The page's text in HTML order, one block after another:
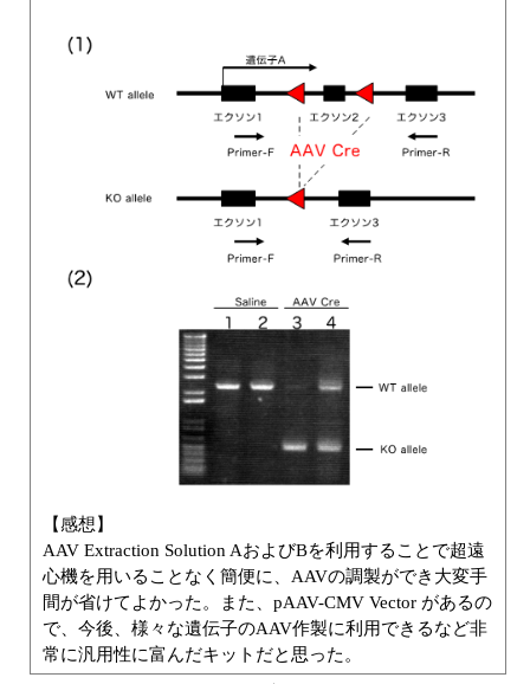
【感想】
AAV Extraction Solution AおよびBを利用することで超遠
心機を用いることなく簡便に、AAVの調製ができ大変手
間が省けてよかった。また、pAAV-CMV Vector があるの
で、今後、様々な遺伝子のAAV作製に利用できるなど非
常に汎用性に富んだキットだと思った。